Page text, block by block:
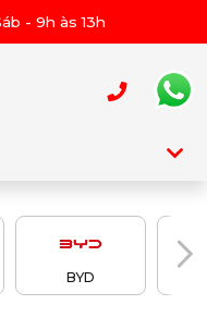
- 9h às 13h
BYD